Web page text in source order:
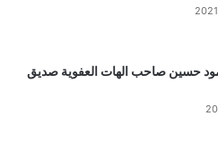
حسين صاحب الهات العفوية صديق